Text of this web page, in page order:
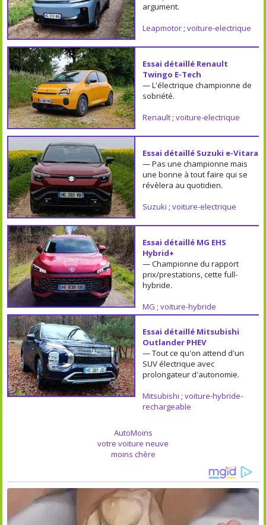
argument.
Leapmotor; voiture-electrique
Essai détaillé Renault
Twingo E-Tech
— L'électrique championne de
sobriété.
Renault; voiture-electrique
Essai détaillé Suzuki e-Vitara
— Pas une championne mais
une bonne à tout faire qui se
révèlera au quotidien.
Suzuki ; voiture-electrique
Essai détaillé MG EHS
Hybrid+
— Championne du rapport
prix/prestations, cette full-
hybride.
MG ; voiture-hybride
Essai détaillé Mitsubishi
Outlander PHEV
— Tout ce qu'on attend d'un
SUV électrique avec
prolongateur d'autonomie.
Mitsubishi ; voiture-hybride-
rechargeable
AutoMoins
votre voiture neuve
moins chère